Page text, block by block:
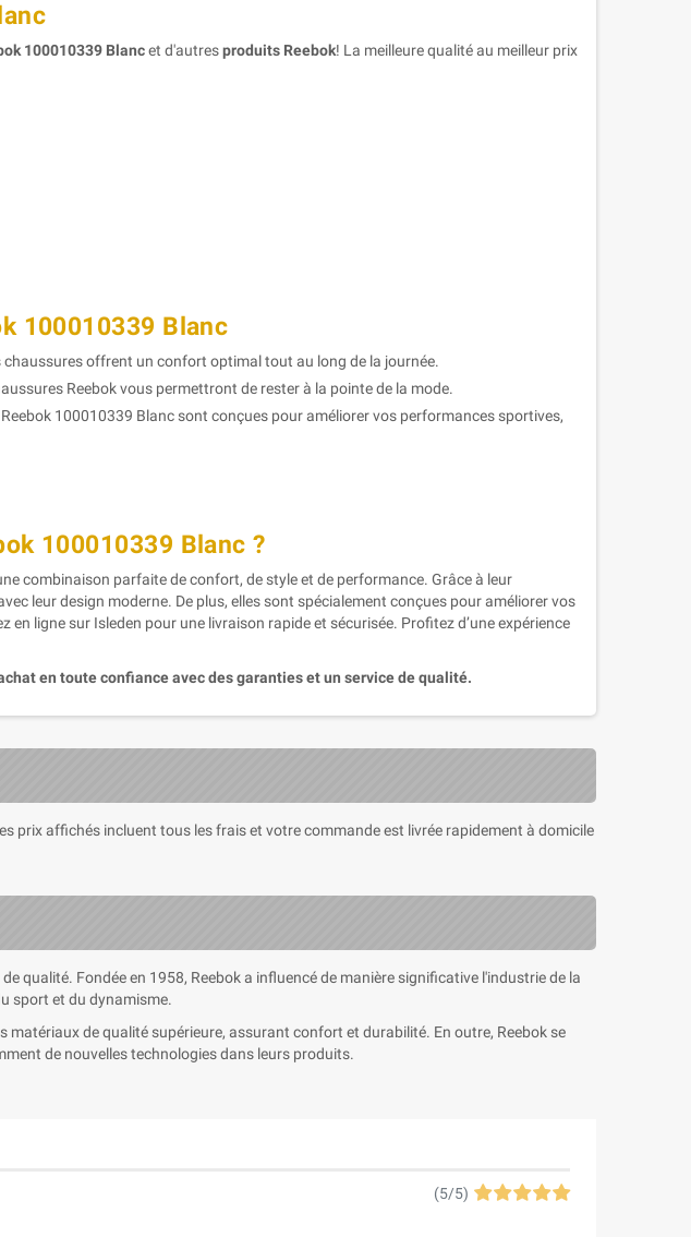
100010339 Blancet d'autresproduits Reebok! La meilleure qualité au meilleur prix
100010339 Blanc
offrent un confort optimal tout au long de la journée.
Reebok vous permettront de rester à la pointe de la mode.
100010339 Blanc sont conçues pour améliorer vos performances sportives,
100010339 Blanc ?
combinaison parfaite de confort, de style et de performance. Grâce à leur
leur design moderne. De plus, elles sont spécialement conçues pour améliorer vos
ligne sur Isleden pour une livraison rapide et sécurisée. Profitez d’une expérience
en toute confiance avec des garanties et un service de qualité.
prix affichés incluent tous les frais et votre commande est livrée rapidement à domicile
qualité. Fondée en 1958, Reebok a influencé de manière significative l'industrie de la
sport et du dynamisme.
matériaux de qualité supérieure, assurant confort et durabilité. En outre, Reebok se
de nouvelles technologies dans leurs produits.
(5/5)